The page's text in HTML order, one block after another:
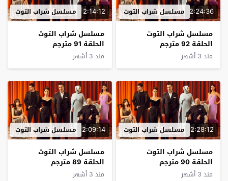
2:24:36 مسلسل شراب التوت
مسلسل شراب التوت
الحلقة 92 مترجم
منذ 3 أشهر
2:14:12 مسلسل شراب التوت
مسلسل شراب التوت
الحلقة 91 مترجم
منذ 3 أشهر
2:28:12 مسلسل شراب التوت
مسلسل شراب التوت
الحلقة 90 مترجم
منذ 3 أشهر
2:09:14 مسلسل شراب التوت
مسلسل شراب التوت
الحلقة 89 مترجم
منذ 3 أشهر